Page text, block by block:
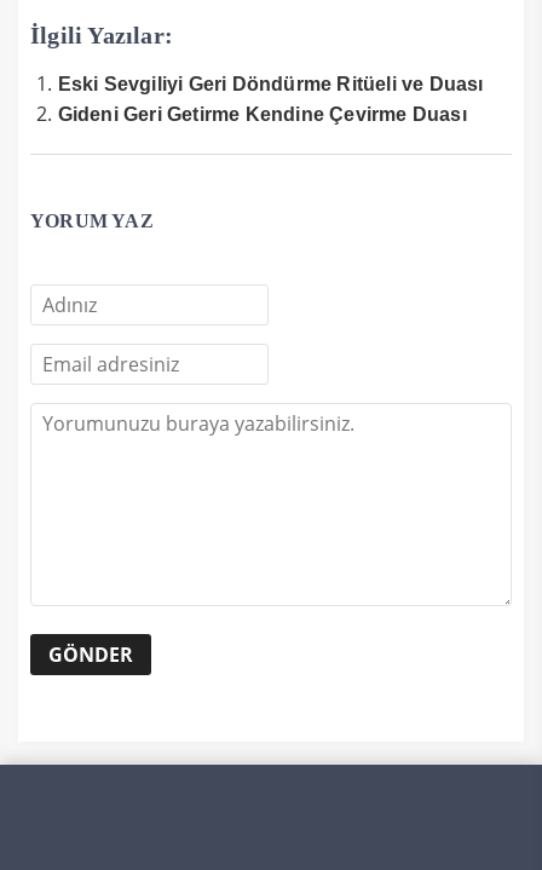
İlgili Yazılar:
Eski Sevgiliyi Geri Döndürme Ritüeli ve Duası
Gideni Geri Getirme Kendine Çevirme Duası
YORUM YAZ